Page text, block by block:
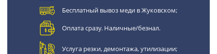
Бесплатный вывоз меди в Жуковском;
Оплата сразу. Наличные/безнал.
Услуга резки, демонтажа, утилизации;